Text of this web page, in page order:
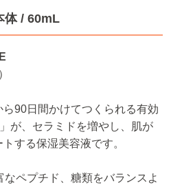
/ 60mL
90日間かけてつくられる有効
が、セラミドを増やし、肌が
する保湿美容液です。
ペプチド、糖類をバランスよ